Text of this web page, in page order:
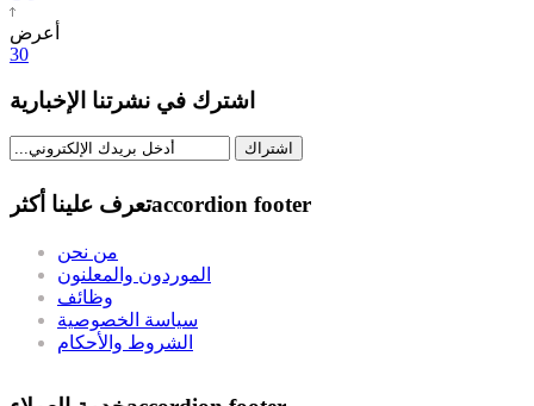
أعرض
30
اشترك في نشرتنا الإخبارية
اشتراك
تعرف علينا أكثرaccordion footer
من نحن
الموردون والمعلنون
وظائف
سياسة الخصوصية
الشروط والأحكام